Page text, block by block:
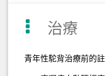
治療
青年性駝背治療前的